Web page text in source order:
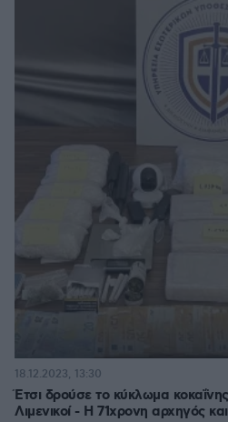
Έτσι δρούσε το κύκλωμα
Λιμενικοί - Η 71χρονη αρχηγός
18.12.2023, 13:30